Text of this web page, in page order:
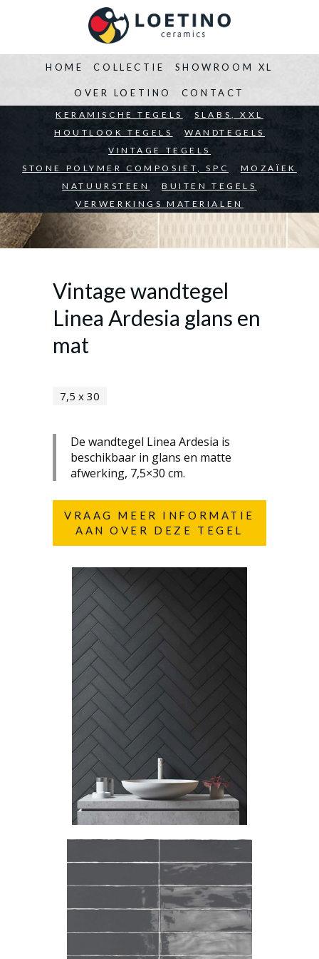
HOME
BEDRIJVEN ARCHITECTEN PARTICULIEREN
COLLECTIE
KERAMISCHE TEGELS
SLABS, XXL
HOUTLOOK TEGELS
WANDTEGELS
VINTAGE TEGELS
STONE POLYMER COMPOSIET, SPC
MOZAÏEK
NATUURSTEEN
BUITEN TEGELS
VERWERKINGS MATERIALEN
SHOWROOM XL
OVER LOETINO CONTACT
Vintage wandtegel
Linea Ardesia glans en
mat
7,5 x 30
De wandtegel Linea Ardesia is
beschikbaar in glans en matte
afwerking, 7,5×30 cm.
VRAAG MEER INFORMATIE
AAN OVER DEZE TEGEL